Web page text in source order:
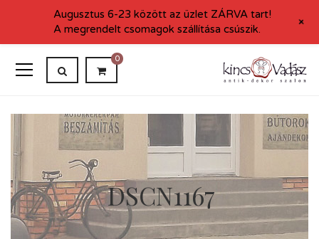
0
DSCN1167
Augusztus 6-23 között az üzlet ZÁRVA tart!
A megrendelt csomagok szállítása csúszik.
+